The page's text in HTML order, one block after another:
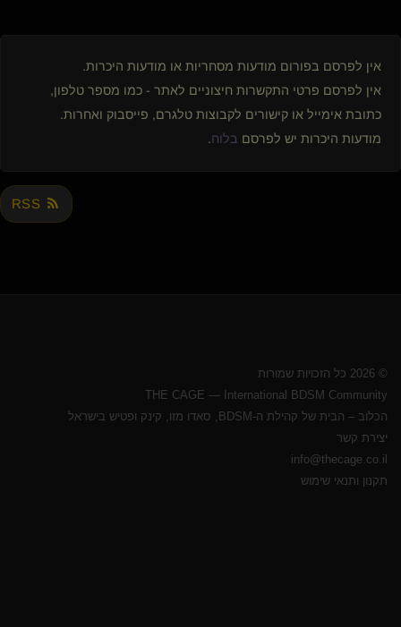
אין לפרסם בפורום מודעות מסחריות או מודעות היכרות.
אין לפרסם פרטי התקשרות חיצוניים לאתר - כמו מספר טלפון,
כתובת אימייל או קישורים לקבוצות טלגרם, פייסבוק ואחרות.
מודעות היכרות יש לפרסם בלוח.
© 2026 כל הזכויות שמורות
THE CAGE — International BDSM Community
הכלוב – הבית של קהילת ה-BDSM, סאדו מזו, קינק ופטיש בישראל
יצירת קשר
info@thecage.co.il
תקנון ותנאי שימוש